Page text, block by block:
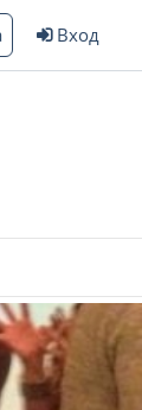
Вход